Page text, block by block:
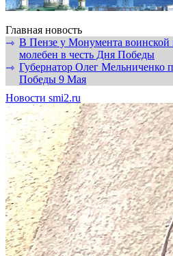
Главная новость
⇾ В Пензе у Монумента воинской
молебен в честь Дня Победы
⇾ Губернатор Олег Мельниченко
Победы 9 Мая
Новости smi2.ru